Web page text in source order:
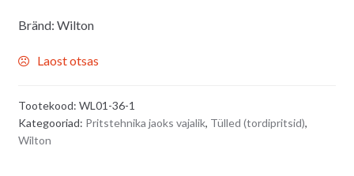
Bränd: Wilton
Laost otsas
Tootekood: WL01-36-1
Kategooriad: Pritstehnika jaoks vajalik, Tülled (tordipritsid),
Wilton